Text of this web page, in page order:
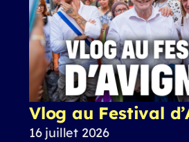
Vlog au Festival
16 juillet 2026